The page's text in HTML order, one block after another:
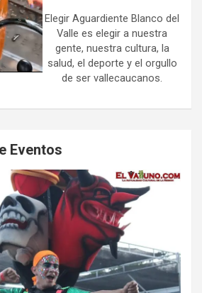
Elegir Aguardiente Blanco del
Valle es elegir a nuestra
gente, nuestra cultura, la
salud, el deporte y el orgullo
de ser vallecaucanos.
Eventos